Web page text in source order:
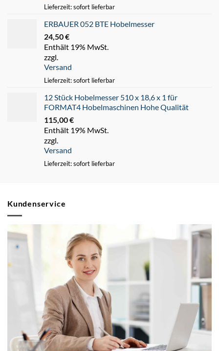
Lieferzeit: sofort lieferbar
ERBAUER 052 BTE Hobelmesser
24,50€
Enthält 19% MwSt.
zzgl.
Versand
Lieferzeit: sofort lieferbar
12 Stück Hobelmesser 510 x 18,6 x 1 für
FORMAT4 Hobelmaschinen Hohe Qualität
115,00€
Enthält 19% MwSt.
zzgl.
Versand
Lieferzeit: sofort lieferbar
Kundenservice